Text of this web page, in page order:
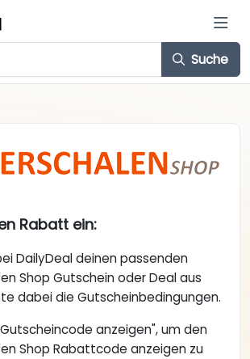
Suche
Rabatt ein:
DailyDeal deinen passenden
Shop Gutschein oder Deal aus
dabei die Gutscheinbedingungen.
anzeigen", um den
Shop Rabattcode anzeigen zu